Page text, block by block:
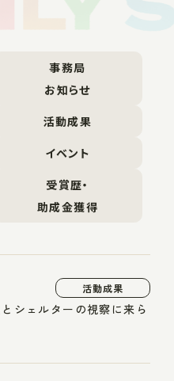
事務局
お知らせ
活動成果
イベント
受賞歴・
助成金獲得
活動成果
シェルターの視察に来ら